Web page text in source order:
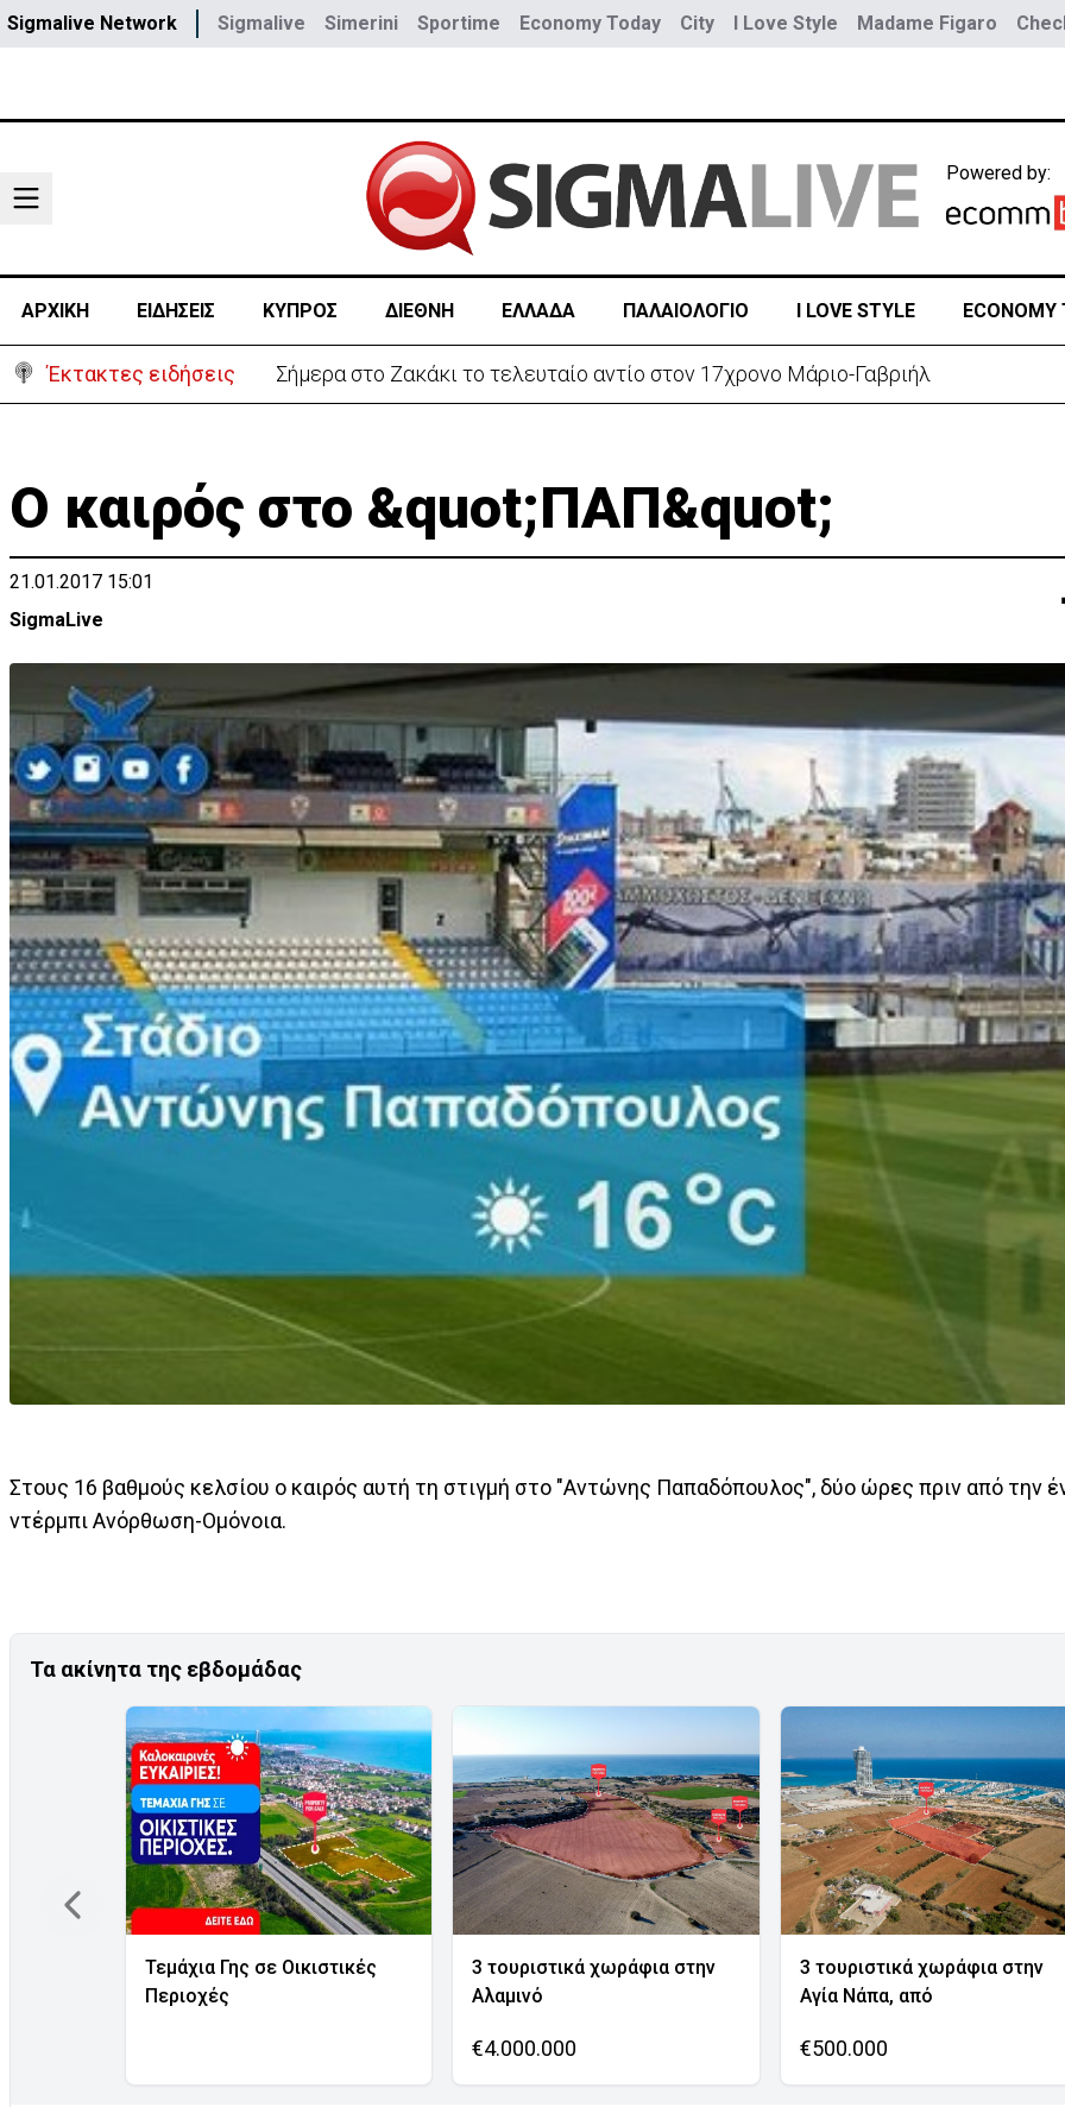
Sigmalive Network Sigmalive Simerini Sportime Economy Today City I Love Style Madame Figaro
Powered by:
ΑΡΧΙΚΗ ΕΙΔΗΣΕΙΣ ΚΥΠΡΟΣ ΔΙΕΘΝΗ ΕΛΛΑΔΑ ΠΑΛΑΙΟΛΟΓΙΟ I LOVE STYLE ECONOMY
Έκτακτες ειδήσεις Σήμερα στο Ζακάκι το τελευταίο αντίο στον 17χρονο Μάριο-Γαβριήλ
Ο καιρός στο &quot;ΠΑΠ&quot;
21.01.2017 15:01
SigmaLive
Στους 16 βαθμούς κελσίου ο καιρός αυτή τη στιγμή στο "Αντώνης Παπαδόπουλος", δύο ώρες πριν από την
ντέρμπι Ανόρθωση-Ομόνοια.
Τα ακίνητα της εβδομάδας
Τεμάχια Γης σε Οικιστικές
Περιοχές
3 τουριστικά χωράφια στην
Αλαμινό
€4.000.000
3 τουριστικά χωράφια στην
Αγία Νάπα, από
€500.000